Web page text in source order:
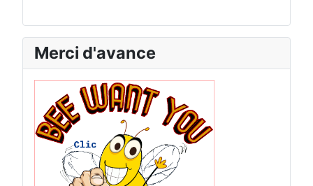
Merci d'avance